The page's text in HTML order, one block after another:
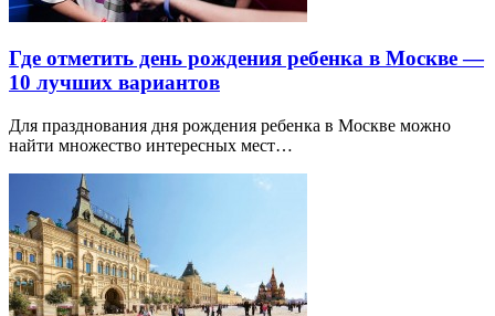
Где отметить день рождения ребенка в Москве —
10 лучших вариантов
Для празднования дня рождения ребенка в Москве можно
найти множество интересных мест…